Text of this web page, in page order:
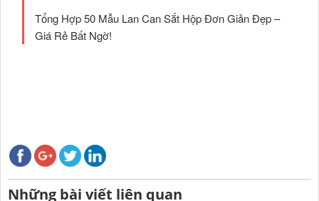
Tổng Hợp 50 Mẫu Lan Can Sắt Hộp Đơn Giản Đẹp –
Giá Rẻ Bất Ngờ!
Những bài viết liên quan